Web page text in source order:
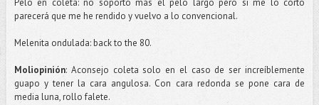
Pelo en coleta: no soporto más el pelo largo pero si me lo corto
parecerá que me he rendido y vuelvo a lo convencional.
Melenita ondulada:backto the 80.
Moliopinión: Aconsejo coleta solo en el caso de serincreíblemente
guapo y tener la cara angulosa. Con cara redonda se pone cara de
media luna, rollofalete.